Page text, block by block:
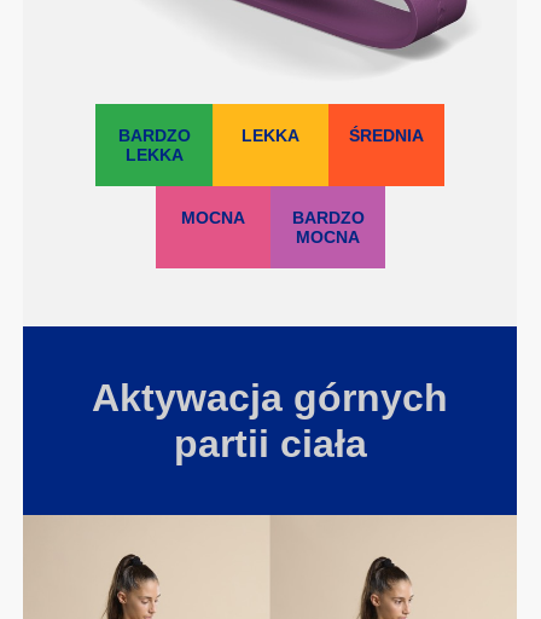
BARDZO
LEKKA
LEKKA ŚREDNIA
MOCNA
BARDZO
MOCNA
Aktywacja górnych
partii ciała